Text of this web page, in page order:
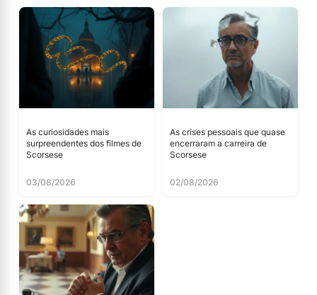
As curiosidades mais
surpreendentes dos filmes de
Scorsese
03/08/2026
As crises pessoais que quase
encerraram a carreira de
Scorsese
02/08/2026